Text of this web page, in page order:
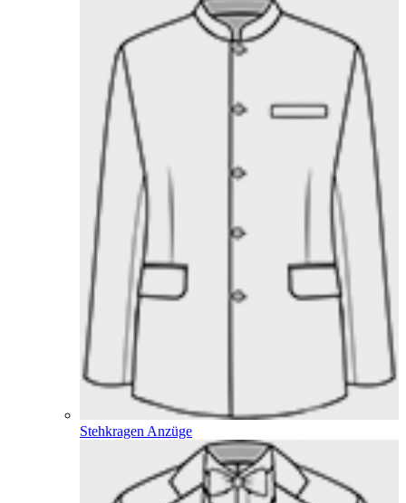
Stehkragen Anzüge